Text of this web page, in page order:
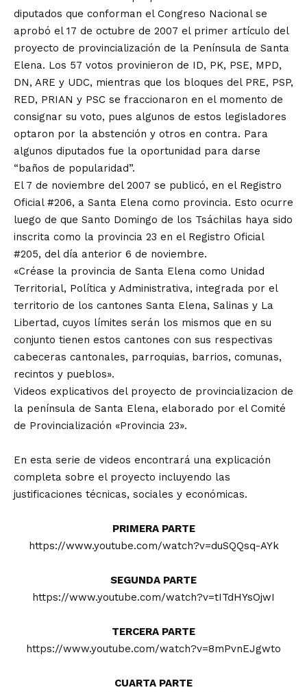
diputados que conforman el Congreso Nacional se
aprobó el 17 de octubre de 2007 el primer artículo del
proyecto de provincialización de la Península de Santa
Elena. Los 57 votos provinieron de ID, PK, PSE, MPD,
DN, ARE y UDC, mientras que los bloques del PRE, PSP,
RED, PRIAN y PSC se fraccionaron en el momento de
consignar su voto, pues algunos de estos legisladores
optaron por la abstención y otros en contra. Para
algunos diputados fue la oportunidad para darse
“baños de popularidad”.
El 7 de noviembre del 2007 se publicó, en el Registro
Oficial #206, a Santa Elena como provincia. Esto ocurre
luego de que Santo Domingo de los Tsáchilas haya sido
inscrita como la provincia 23 en el Registro Oficial
#205, del día anterior 6 de noviembre.
«Créase la provincia de Santa Elena como Unidad
Territorial, Política y Administrativa, integrada por el
territorio de los cantones Santa Elena, Salinas y La
Libertad, cuyos límites serán los mismos que en su
conjunto tienen estos cantones con sus respectivas
cabeceras cantonales, parroquias, barrios, comunas,
recintos y pueblos».
Videos explicativos del proyecto de provincializacion de
la península de Santa Elena, elaborado por el Comité
de Provincialización «Provincia 23».
En esta serie de videos encontrará una explicación
completa sobre el proyecto incluyendo las
justificaciones técnicas, sociales y económicas.
PRIMERA PARTE
https://www.youtube.com/watch?v=duSQQsq-AYk
SEGUNDA PARTE
https://www.youtube.com/watch?v=tITdHYsOjwI
TERCERA PARTE
https://www.youtube.com/watch?v=8mPvnEJgwto
CUARTA PARTE